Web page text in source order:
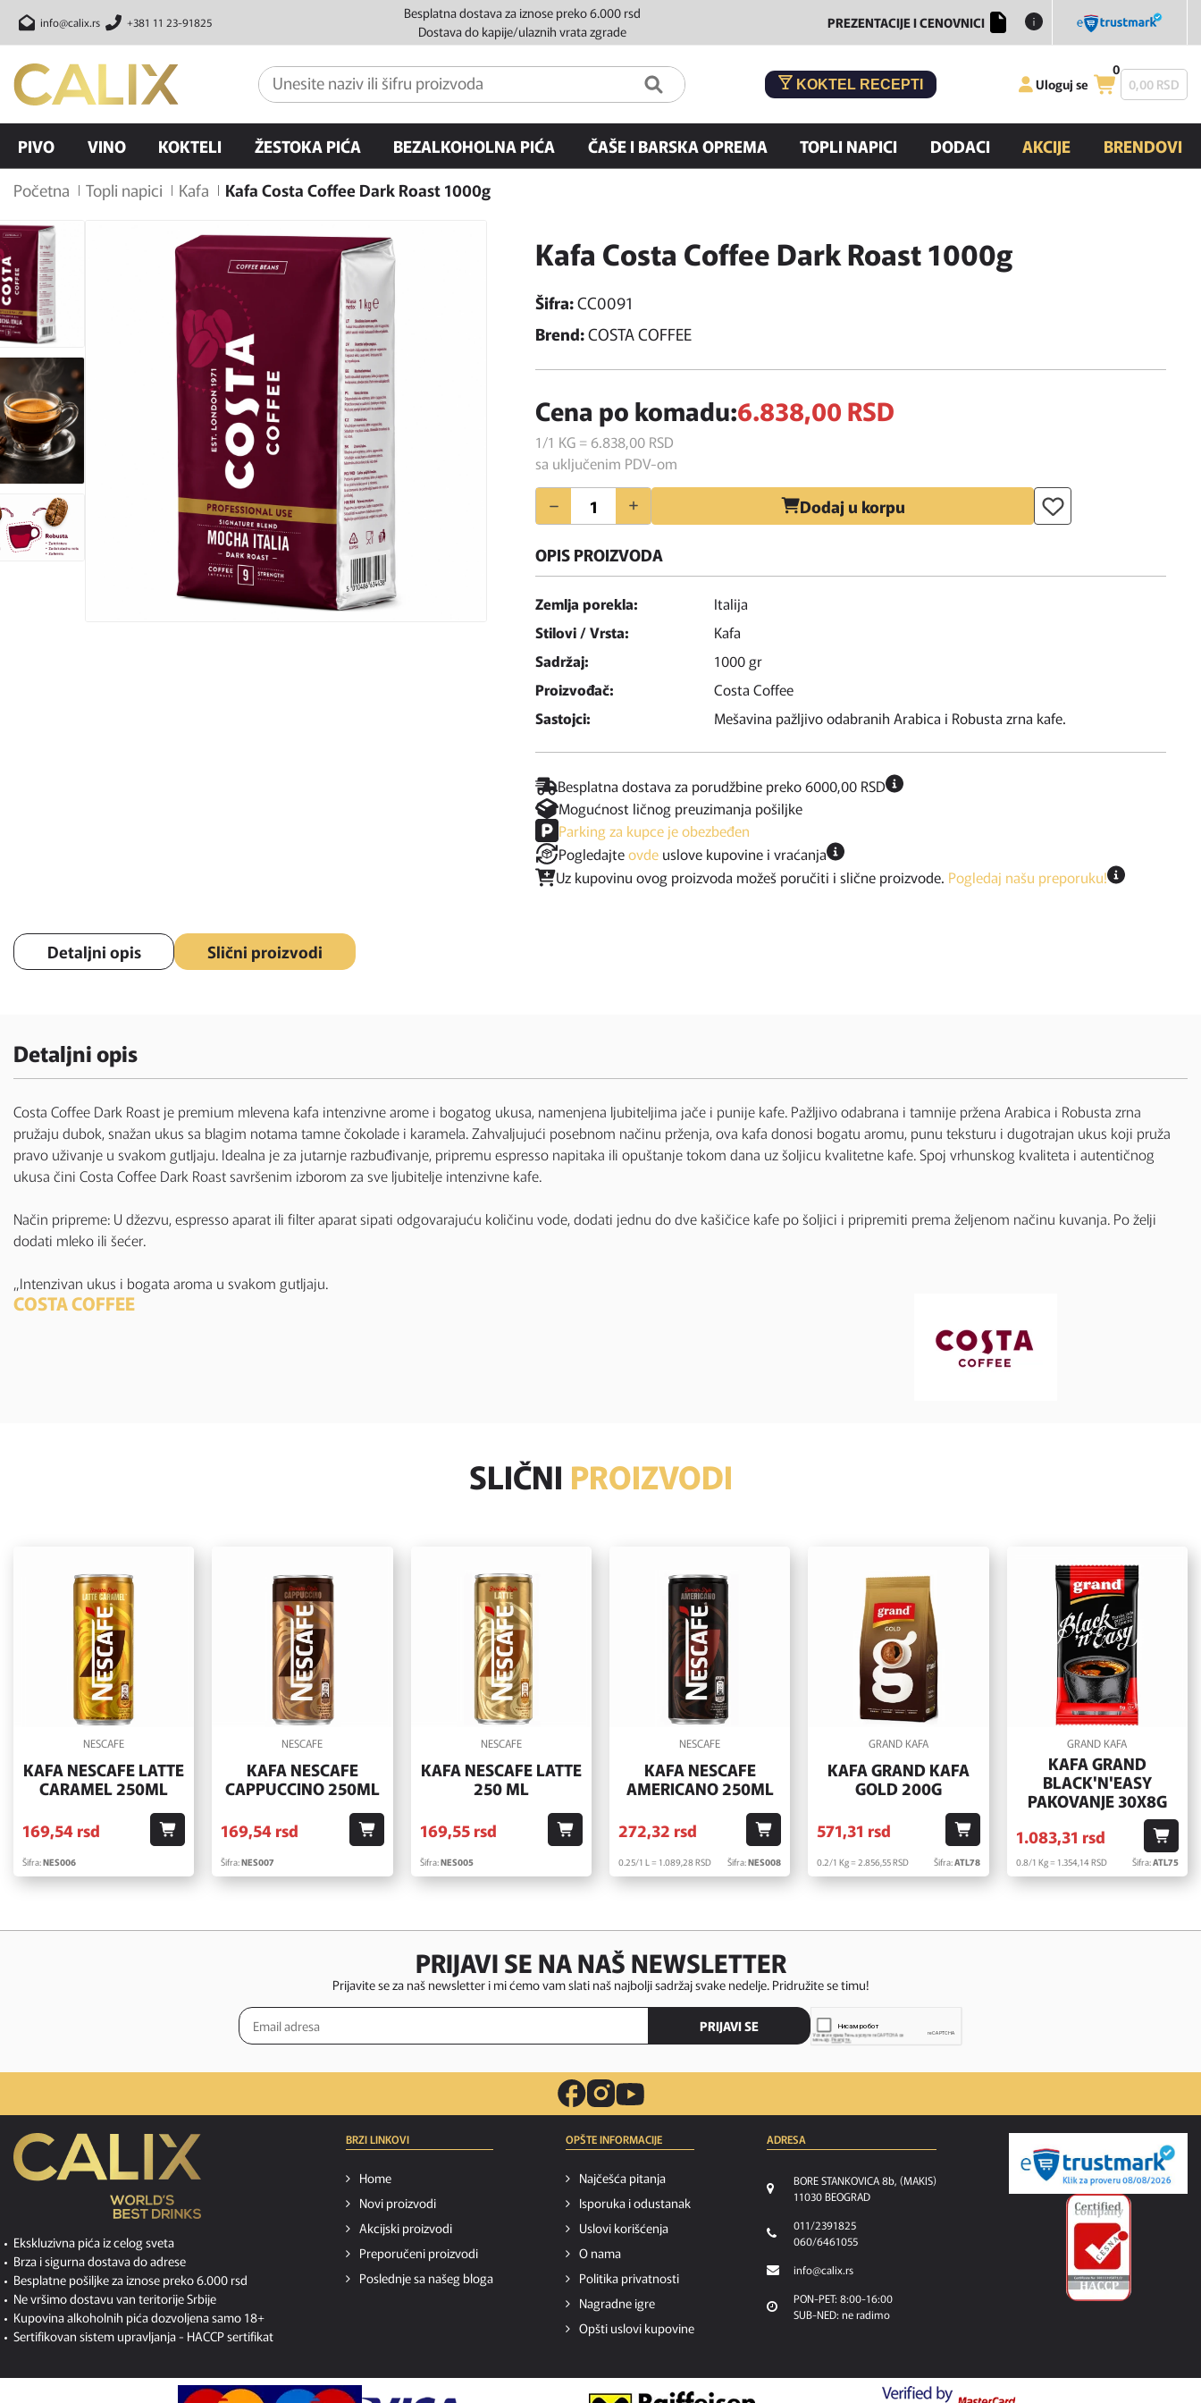
info@calix.rs +381 11 23-91825
Besplatna dostava za iznose preko 6.000 rsd
Dostava do kapije/ulaznih vrata zgrade
PREZENTACIJE I CENOVNICI
KOKTEL RECEPTI Uloguj se
0
0,00 RSD
PIVO VINO KOKTELI ŽESTOKA PIĆA BEZALKOHOLNA PIĆA ČAŠE I BARSKA OPREMA TOPLI NAPICI DODACI AKCIJE
BRENDOVI
Početna
Topli napici Kafa Kafa Costa Coffee Dark Roast 1000g
Kafa Costa Coffee Dark Roast 1000g
Šifra:CC0091
Brend:COSTA COFFEE
Cena po komadu:6.838,00 RSD
1/1 KG = 6.838,00 RSD
sa uključenim PDV-om
Dodaj u korpu
OPIS PROIZVODA
Zemlja porekla:
Italija
Stilovi / Vrsta:
Kafa
Sadržaj:
1000 gr
Proizvođač:
Costa Coffee
Sastojci:
Mešavina pažljivo odabranih Arabica i Robusta zrna kafe.
Besplatna dostava za porudžbine preko 6000,00 RSD
Mogućnost ličnog preuzimanja pošiljke
Parking za kupce je obezbeđen
Pogledajteovde uslove kupovine i vraćanja
Uz kupovinu ovog proizvoda možeš poručiti i slične proizvode. Pogledaj našu preporuku!
Detaljni opis Slični proizvodi
Detaljni opis
Costa Coffee Dark Roast je premium mlevena kafa intenzivne arome i bogatog ukusa, namenjena ljubiteljima jače i punije kafe. Pažljivo odabrana i tamnije pržena Arabica i Robusta zrna
pružaju dubok, snažan ukus sa blagim notama tamne čokolade i karamela. Zahvaljujući posebnom načinu prženja, ova kafa donosi bogatu aromu, punu teksturu i dugotrajan ukus koji pruža
pravo uživanje u svakom gutljaju. Idealna je za jutarnje razbuđivanje, pripremu espresso napitaka ili opuštanje tokom dana uz šoljicu kvalitetne kafe. Spoj vrhunskog kvaliteta i autentičnog
ukusa čini Costa Coffee Dark Roast savršenim izborom za sve ljubitelje intenzivne kafe.
Način pripreme: U džezvu, espresso aparat ili filter aparat sipati odgovarajuću količinu vode, dodati jednu do dve kašičice kafe po šoljici i pripremiti prema željenom načinu kuvanja. Po želji
dodati mleko ili šećer.
„Intenzivan ukus i bogata aroma u svakom gutljaju.
COSTA COFFEE
SLIČNI PROIZVODI
NESCAFE
KAFA NESCAFE LATTE
CARAMEL 250ML
169,54rsd
Šifra:NES006
NESCAFE
KAFA NESCAFE
CAPPUCCINO 250ML
169,54rsd
Šifra:NES007
NESCAFE
KAFA NESCAFE LATTE
250 ML
169,55 rsd
Šifra:NES005
NESCAFE
KAFA NESCAFE
AMERICANO 250ML
272,32 rsd
0.25/1 L = 1.089,28RSD Šifra:NES008
GRAND KAFA
KAFA GRAND KAFA
GOLD 200G
571,31 rsd
0.2/1 Kg = 2.856,55RSD Šifra:ATL78
GRAND KAFA
KAFA GRAND
BLACK'N'EASY
PAKOVANJE 30X8G
1.083,31 rsd
0.8/1 Kg = 1.354,14 RSD Šifra:ATL75
PRIJAVI SE NA NAŠ NEWSLETTER
Prijavite se za naš newsletter i mi ćemo vam slati naš najbolji sadržaj svake nedelje. Pridružite se timu!
PRIJAVI SE
Ekskluzivna pića iz celog sveta
Brza i sigurna dostava do adrese
Besplatne pošiljke za iznose preko 6.000 rsd
Ne vršimo dostavu van teritorije Srbije
Kupovina alkoholnih pića dozvoljena samo 18+
Sertifikovan sistem upravljanja - HACCP sertifikat
BRZI LINKOVI
Home
Novi proizvodi
Akcijski proizvodi
Preporučeni proizvodi
Poslednje sa našeg bloga
OPŠTE INFORMACIJE
Najčešća pitanja
Isporuka i odustanak
Uslovi korišćenja
O nama
Politika privatnosti
Nagradne igre
Opšti uslovi kupovine
ADRESA
BORE STANKOVICA 8b, (MAKIS)
11030 BEOGRAD
011/2391825
060/6461055
info@calix.rs
PON-PET: 8:00-16:00
SUB-NED: ne radimo